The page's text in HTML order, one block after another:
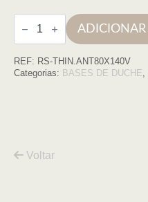
Quantidade
de
Base
duche
THIN
ADICIONAR
REF: RS-THIN.ANT80X140V
Categorias: BASES DE DUCHE,
Voltar